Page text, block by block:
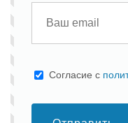
Cогласие с